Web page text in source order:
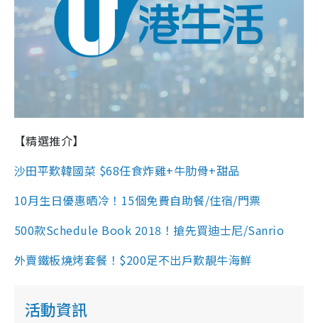
【精選推介】
沙田平歎韓國菜 $68任食炸雞+牛肋骨+甜品
10月生日優惠晒冷！15個免費自助餐/住宿/門票
500款Schedule Book 2018！搶先買迪士尼/Sanrio
外賣鐵板燒烤套餐！$200足不出戶歎靚牛海鮮
活動資訊